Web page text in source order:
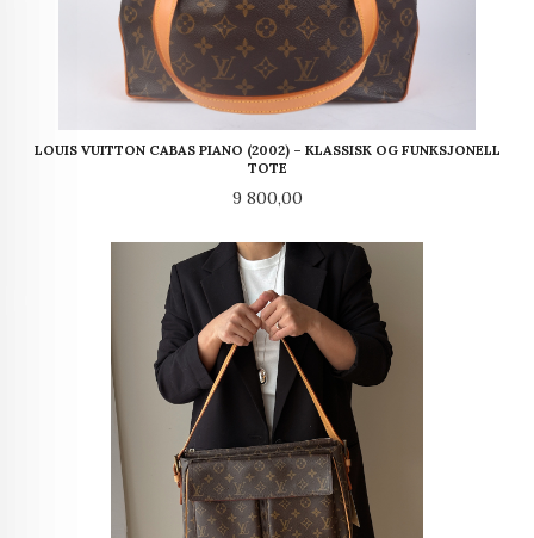
LOUIS VUITTON CABAS PIANO (2002) – KLASSISK OG FUNKSJONELL
TOTE
Pris
9 800,00